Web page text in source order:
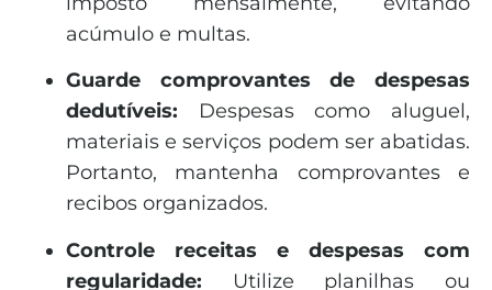
acúmulo e multas.
Guarde comprovantes de despesas
dedutíveis:
Despesas como aluguel,
materiais e serviços podem ser abatidas.
Portanto, mantenha comprovantes e
recibos organizados.
Controle receitas e despesas com
regularidade:
Utilize planilhas ou